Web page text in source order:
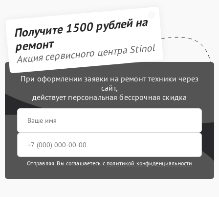
Получите 1500 рублей на
ремонт
Акция сервисного центра Stinol
При оформлении заявки на ремонт техники через
сайт,
действует персональная бессрочная скидка
Отправляя, Вы соглашаетесь с политикой конфиденциальности